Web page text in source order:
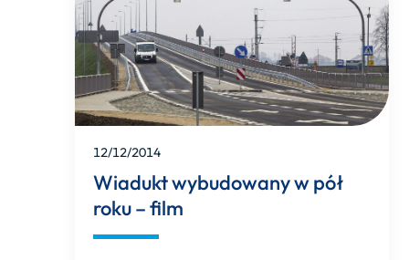
12/12/2014
Wiadukt wybudowany w pół
roku – film